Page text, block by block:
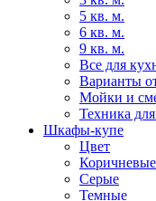
5 кв. м.
6 кв. м.
9 кв. м.
Все для
Варианты
Мойки и
Техника
Шкафы-купе
Цвет
Коричневые
Серые
Темные